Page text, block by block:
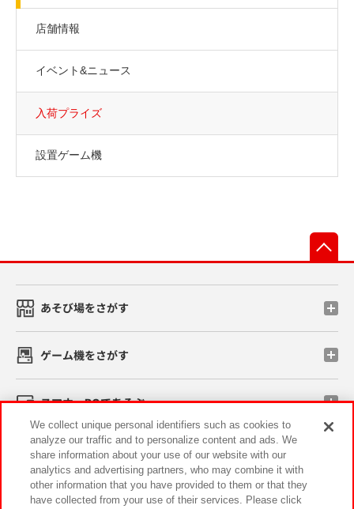
店舗情報
イベント&ニュース
入荷プライズ
設置ゲーム機
あそび場をさがす
ゲーム機をさがす
スマホ・PCであそぶ
イベント・キャンペーン
We collect unique personal identifiers such as cookies to
analyze our traffic and to personalize content and ads. We
share information about your use of our website with our
analytics and advertising partners, who may combine it with
other information that you have provided to them or that they
have collected from your use of their services. Please click